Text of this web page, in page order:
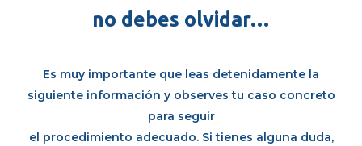
no debes olvidar…
Es muy importante que leas detenidamente la
siguiente información y observes tu caso concreto
para seguir
el procedimiento adecuado. Si tienes alguna duda,